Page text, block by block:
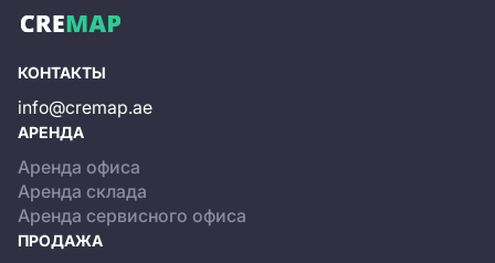
КОНТАКТЫ
info@cremap.ae
АРЕНДА
Аренда офиса
Аренда склада
Аренда сервисного офиса
ПРОДАЖА